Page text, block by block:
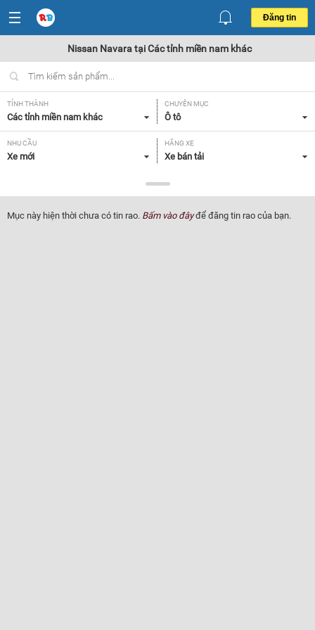
Đăng tin
Nissan Navara tại Các tỉnh miền nam khác
TỈNH THÀNH
Các tỉnh miền nam khác
CHUYÊN MỤC
Ô tô
NHU CẦU
Xe mới
HÃNG XE
Xe bán tải
Nissan Navara
NĂM SẢN XUẤT
Tất cả
GIÁ XE XUẤT XỨ
Mục này hiện thời chưa có tin rao. Bấm vào đâyđể đăng tin rao của bạn.